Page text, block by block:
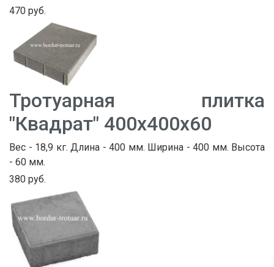
470 руб.
Тротуарная плитка
"Квадрат" 400х400х60
Вес - 18,9 кг. Длина - 400 мм. Ширина - 400 мм. Высота
- 60 мм.
380 руб.